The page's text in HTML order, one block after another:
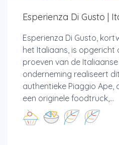
Esperienza Di Gusto |
Esperienza Di Gusto,
het Italiaans, is opgericht
proeven van de Italiaanse
onderneming realiseert
authentieke Piaggio
een originele foodtruck,...